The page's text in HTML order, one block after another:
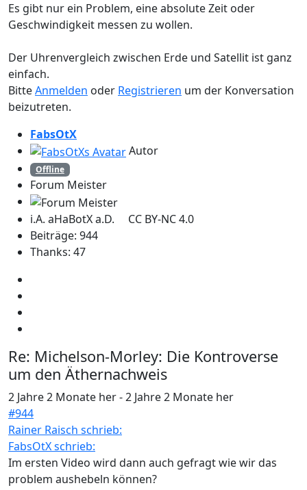
Es gibt nur ein Problem, eine absolute Zeit oder
Geschwindigkeit messen zu wollen.
Der Uhrenvergleich zwischen Erde und Satellit ist ganz
einfach.
BitteAnmelden oder Registrieren um der Konversation
beizutreten.
FabsOtX
Autor
Offline
Forum Meister
i.A. aHaBotX a.D. CC BY-NC 4.0
Beiträge: 944
Thanks: 47
Re: Michelson-Morley: Die Kontroverse
um den Äthernachweis
2 Jahre 2 Monate her-2 Jahre 2 Monate her
#944
Rainer Raisch schrieb:
FabsOtX schrieb:
Im ersten Video wird dann auch gefragt wie wir das
problem aushebeln können?